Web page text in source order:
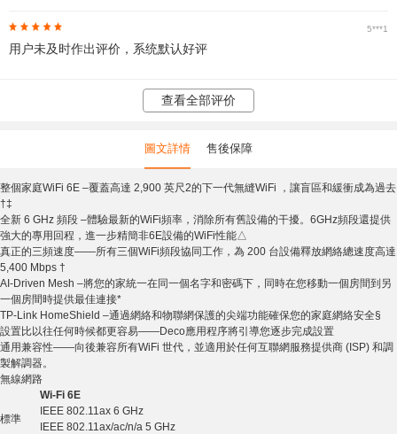
5***1
用户未及时作出评价，系统默认好评
查看全部评价
圖文詳情 售後保障
整個家庭WiFi 6E –覆蓋高達 2,900 英尺2的下一代無縫WiFi ，讓盲區和緩衝成為過去
†‡
全新 6 GHz 頻段 –體驗最新的WiFi頻率，消除所有舊設備的干擾。6GHz頻段還提供
強大的專用回程，進一步精簡非6E設備的WiFi性能△
真正的三頻速度——所有三個WiFi頻段協同工作，為 200 台設備釋放網絡總速度高達
5,400 Mbps †
AI-Driven Mesh –將您的家統一在同一個名字和密碼下，同時在您移動一個房間到另
一個房間時提供最佳連接*
TP-Link HomeShield –通過網絡和物聯網保護的尖端功能確保您的家庭網絡安全§
設置比以往任何時候都更容易——Deco應用程序將引導您逐步完成設置
通用兼容性——向後兼容所有WiFi 世代，並適用於任何互聯網服務提供商 (ISP) 和調
製解調器。
無線網路
標準
Wi-Fi 6E
IEEE 802.11ax 6 GHz
IEEE 802.11ax/ac/n/a 5 GHz